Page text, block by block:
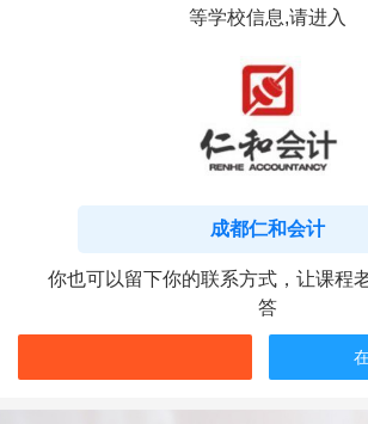
等学校信息,请进入
成都仁和会计
你也可以留下你的联系方式，让课程
答